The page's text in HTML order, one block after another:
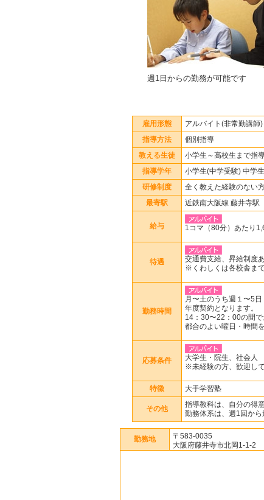
週1日からの勤務が可能です
雇用形態 アルバイト(非常勤講師)
指導方法 個別指導
教える生徒 小学生～高校生まで指
指導学年 小学生(中学受験) 中学
研修制度 全く教えた経験のない
最寄駅 近鉄南大阪線 藤井寺駅
給与 1コマ（80分）あたり
待遇
交通費支給、昇給制度
※くわしくは各校舎ま
勤務時間
月〜土のうち週１〜5日
年度契約となります。
14：30〜22：00の間
都合のよい曜日・時間
応募条件
大学生・院生、社会人
※未経験の方、歓迎して
特徴 大手学習塾
その他
指導教科は、自分の得
勤務体系は、週1回から
勤務地
〒583-0035
大阪府藤井寺市北岡1-1-2